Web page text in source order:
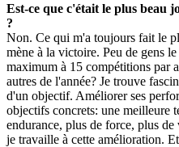
Est-ce que c'était le plus beau
?
Non. Ce qui m'a toujours fait le
mène à la victoire. Peu de gens
maximum à 15 compétitions par
autres de l'année? Je trouve
d'un objectif. Améliorer ses
objectifs concrets: une meilleure
endurance, plus de force, plus de
je travaille à cette amélioration.